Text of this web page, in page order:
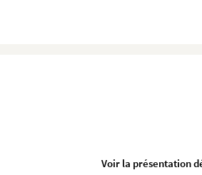
Voir